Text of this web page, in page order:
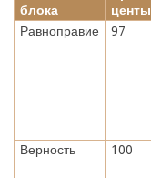
блока
центы
Равноправие 97
Верность
100